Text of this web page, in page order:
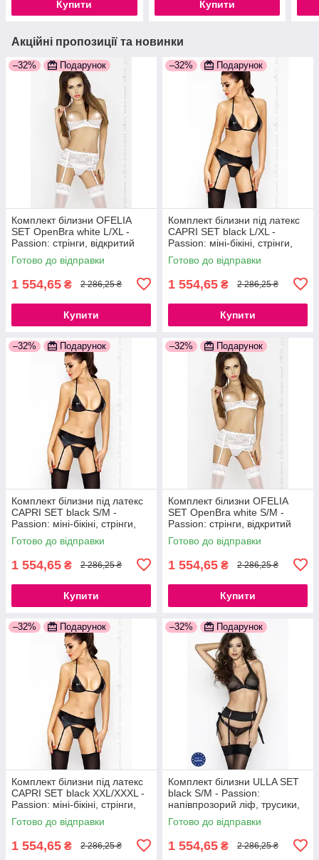
Купити Купити
Акційні пропозиції та новинки
–32% Подарунок
Комплект білизни OFELIA
SET OpenBra white L/XL -
Passion: стрінги, відкритий
ліф, широкий пояс
777Store.com.ua
Готово до відправки
1 554,65 ₴ 2 286,25 ₴
Купити
–32% Подарунок
Комплект білизни під латекс
CAPRI SET black L/XL -
Passion: міні-бікіні, стрінги,
пояс для панчіх
777Store.com.ua
Готово до відправки
1 554,65 ₴ 2 286,25 ₴
Купити
–32% Подарунок
Комплект білизни під латекс
CAPRI SET black S/M -
Passion: міні-бікіні, стрінги,
пояс для панчіх
777Store.com.ua
Готово до відправки
1 554,65 ₴ 2 286,25 ₴
Купити
–32% Подарунок
Комплект білизни OFELIA
SET OpenBra white S/M -
Passion: стрінги, відкритий
ліф, широкий пояс
777Store.com.ua
Готово до відправки
1 554,65 ₴ 2 286,25 ₴
Купити
–32% Подарунок
Комплект білизни під латекс
CAPRI SET black XXL/XXXL -
Passion: міні-бікіні, стрінги,
пояс для панчіх
777Store.com.ua
Готово до відправки
1 554,65 ₴ 2 286,25 ₴
–32% Подарунок
Комплект білизни ULLA SET
black S/M - Passion:
напівпрозорий ліф, трусики,
пояс 777Store.com.ua
Готово до відправки
1 554,65 ₴ 2 286,25 ₴